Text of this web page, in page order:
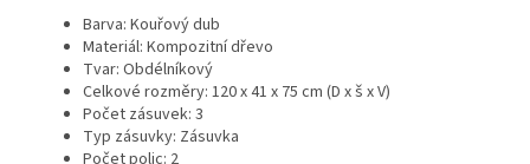
Barva: Kouřový dub
Materiál: Kompozitní dřevo
Tvar: Obdélníkový
Celkové rozměry: 120 x 41 x 75 cm (D x š x V)
Počet zásuvek: 3
Typ zásuvky: Zásuvka